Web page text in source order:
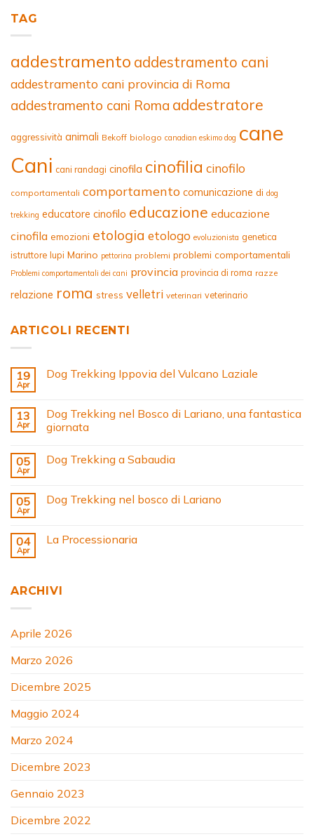
TAG
addestramento addestramento cani
addestramento cani provincia di Roma
addestramento cani Roma addestratore
aggressività animali Bekoff biologo canadian eskimo dog cane
Cani cani randagi cinofila cinofilia cinofilo
comportamentali comportamento comunicazione di dog
trekking educatore cinofilo educazione educazione
cinofila emozioni etologia etologo evoluzionista genetica
istruttore lupi Marino pettorina problemi problemi comportamentali
Problemi comportamentali dei cani provincia provincia di roma razze
relazione roma stress velletri veterinari veterinario
ARTICOLI RECENTI
19
Apr
Dog Trekking Ippovia del Vulcano Laziale
13
Apr
Dog Trekking nel Bosco di Lariano, una fantastica
giornata
05
Apr
Dog Trekking a Sabaudia
05
Apr
Dog Trekking nel bosco di Lariano
04
Apr
La Processionaria
ARCHIVI
Aprile 2026
Marzo 2026
Dicembre 2025
Maggio 2024
Marzo 2024
Dicembre 2023
Gennaio 2023
Dicembre 2022